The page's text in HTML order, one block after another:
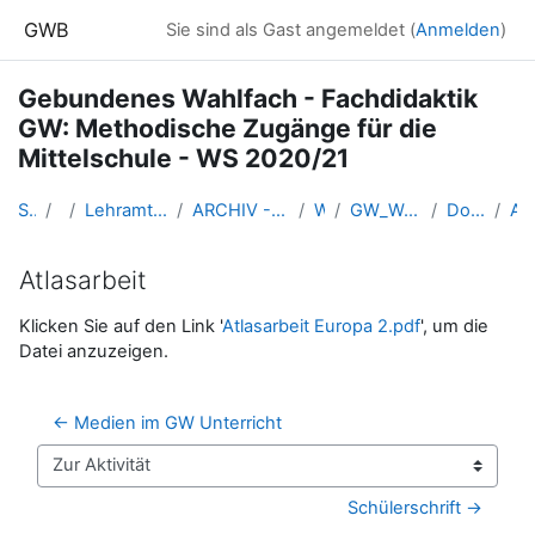
GWB Sie sind als Gast angemeldet (Anmelden)
Gebundenes Wahlfach - Fachdidaktik
GW: Methodische Zugänge für die
Mittelschule - WS 2020/21
Startseite Kurse Lehramtsausbildung GW im Cluster Österreich Mitte ARCHIV - Lehrveranstaltungen am Standort Linz - seit 2016 WS_2020/21 GW_Wahlfach_MethodikMittelschule_2020ws Do. 15.10.2020 (Kuschnigg)
Atlasarbeit
Abschlussbedingungen
Klicken Sie auf den Link 'Atlasarbeit Europa 2.pdf', um die
Datei anzuzeigen.
← Medien im GW Unterricht
Zur Aktivität
Schülerschrift →